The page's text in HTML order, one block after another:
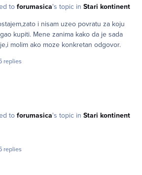
to forumasica's topic in Stari kontinent
i nisam uzeo povratu za koju
kako da je sada
molim ako moze konkretan odgovor.
replies
to forumasica's topic in Stari kontinent
replies